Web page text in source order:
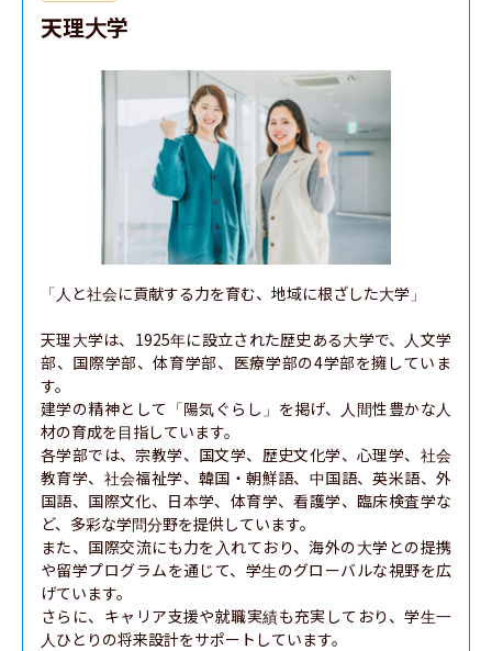
天理大学
「人と社会に貢献する力を育む、地域に根ざした大学」
天理大学は、1925年に設立された歴史ある大学で、人文学
部、国際学部、体育学部、医療学部の4学部を擁していま
す。
建学の精神として「陽気ぐらし」を掲げ、人間性豊かな人
材の育成を目指しています。
各学部では、宗教学、国文学、歴史文化学、心理学、社会
教育学、社会福祉学、韓国・朝鮮語、中国語、英米語、外
国語、国際文化、日本学、体育学、看護学、臨床検査学な
ど、多彩な学問分野を提供しています。
また、国際交流にも力を入れており、海外の大学との提携
や留学プログラムを通じて、学生のグローバルな視野を広
げています。
さらに、キャリア支援や就職実績も充実しており、学生一
人ひとりの将来設計をサポートしています。